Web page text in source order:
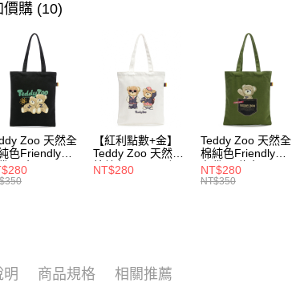
價購 (10)
Zoo 天然全
色Friendly帆
-黑色
【紅利點數+金】
Teddy Zoo 天然全
棉純色Friendly帆
布袋-白色
NT$280
Teddy Zoo 天然全
棉純色Friendly帆
布袋-軍綠色
(TZB107)
NT$280
NT$350
明 商品規格 相關推薦